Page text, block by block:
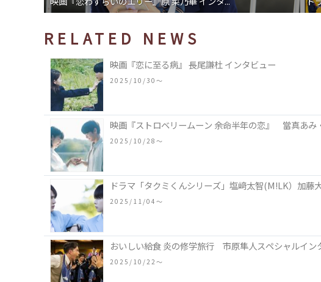
RELATED NEWS
映画『恋に至る病』 長尾謙杜 インタビュー
2025/10/30〜
映画『ストロベリームーン 余命半年の恋』 當真あみ
2025/10/28〜
ドラマ「タクミくんシリーズ」塩﨑太智(M!LK）加藤
2025/11/04〜
おいしい給食 炎の修学旅行 市原隼人スペシャルイン
2025/10/22〜